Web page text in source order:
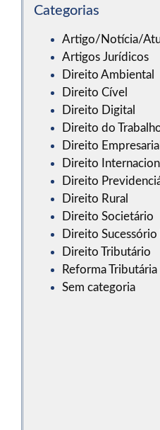
Categorias
Artigo/Notícia/
Artigos Jurídicos
Direito Ambiental
Direito Cível
Direito Digital
Direito do
Direito Empresarial
Direito
Direito
Direito Rural
Direito Societário
Direito Sucessório
Direito Tributário
Reforma Tributária
Sem categoria